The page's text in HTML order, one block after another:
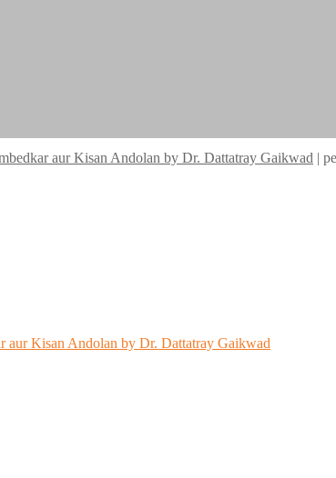
aur Kisan Andolan by Dr. Dattatray Gaikwad |
aur Kisan Andolan by Dr. Dattatray Gaikwad